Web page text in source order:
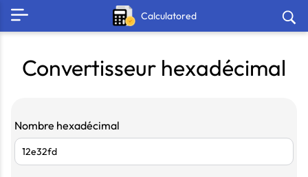
Calculatored
Convertisseur hexadécimal
Nombre hexadécimal